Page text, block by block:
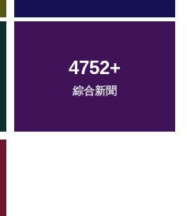
4752+
綜合新聞